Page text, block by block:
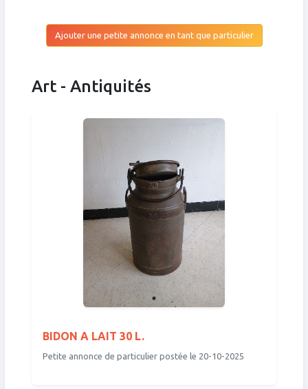
Ajouter une petite annonce en tant que particulier
Art - Antiquités
BIDON A LAIT 30 L.
Petite annonce de particulier postée le 20-10-2025